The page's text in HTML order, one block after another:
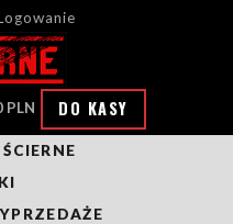
PLN DO KASY